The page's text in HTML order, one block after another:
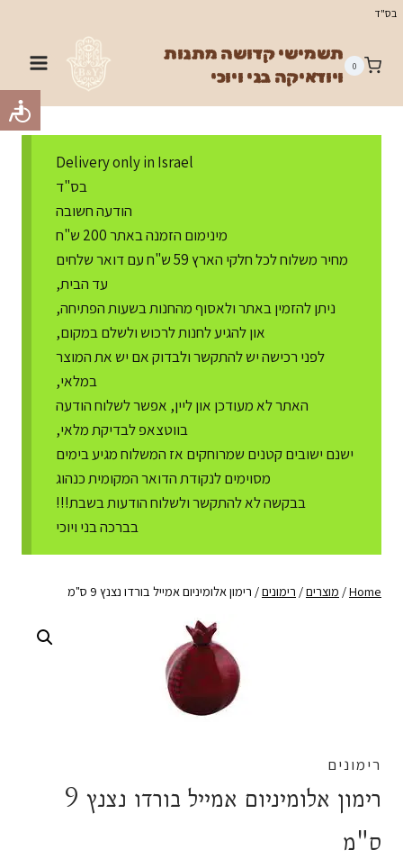
Skip
content
בס"ד
0
תשמישי קדושה מתנות
ויודאיקה בני ויוכי
Delivery only in Israel
בס"ד
הודעה חשובה
מינימום הזמנה באתר 200 ש"ח
מחיר משלוח לכל חלקי הארץ 59 ש"ח עם דואר שלחים
עד הבית,
ניתן להזמין באתר ולאסוף מהחנות בשעות הפתיחה,
און להגיע לחנות לרכוש ולשלם במקום,
לפני רכישה יש להתקשר ולבדוק אם יש את המוצר
במלאי,
האתר לא מעודכן און ליין, אפשר לשלוח הודעה
בווטצאפ לבדיקת מלאי,
ישנם ישובים קטנים שמרוחקים אז המשלוח מגיע בימים
מסוימים לנקודת הדואר המקומית כנהוג
בבקשה לא להתקשר ולשלוח הודעות בשבת!!!
בברכה בני ויוכי
Home
/ מוצרים/ רימונים/ רימון אלומיניום אמייל בורדו נצנץ 9 ס"מ
רימונים
רימון אלומיניום אמייל בורדו נצנץ 9
ס"מ